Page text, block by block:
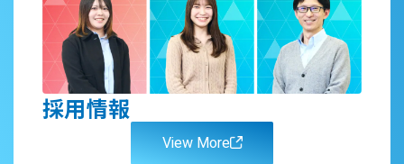
採用情報
View More